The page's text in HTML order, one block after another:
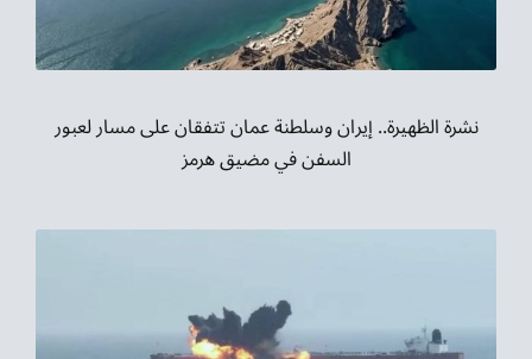
نشرة الظهيرة.. إيران وسلطنة عمان تتفقان على مسار لعبور
السفن في مضيق هرمز